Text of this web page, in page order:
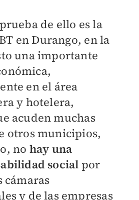
de ello es la
en Durango, en la
una importante
en el área
y hotelera,
acuden muchas
otros municipios,
no hay una
social por
cámaras
y de las empresas